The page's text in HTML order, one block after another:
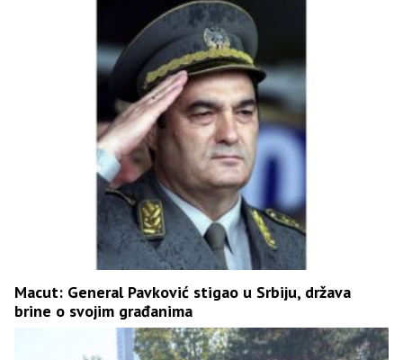
Macut: General Pavković stigao u Srbiju, država
brine o svojim građanima